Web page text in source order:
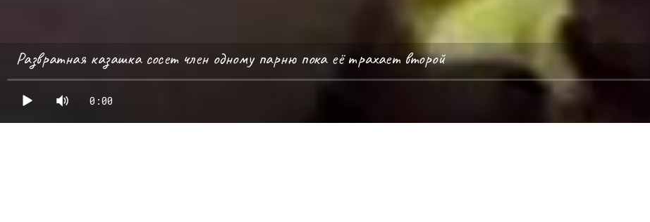
0:00
Развратная казашка сосет член одному парню пока её трахает второй